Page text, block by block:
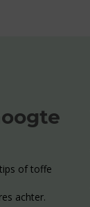
of toffe
achter.